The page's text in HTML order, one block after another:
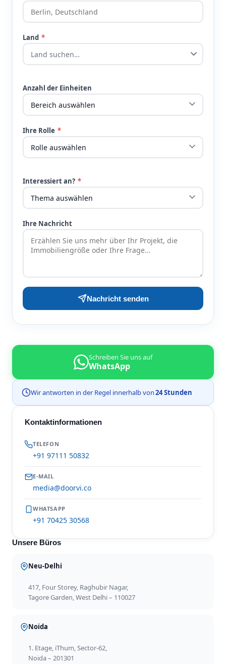
Land *
Anzahl der Einheiten
Ihre Rolle *
Interessiert an? *
Ihre Nachricht
Nachricht senden
Schreiben Sie uns auf
WhatsApp
Wir antworten in der Regel innerhalb von24 Stunden
Kontaktinformationen
TELEFON
+91 97111 50832
E-MAIL
media@doorvi.co
WHATSAPP
+91 70425 30568
Unsere Büros
Neu-Delhi
417, Four Storey, Raghubir Nagar,
Tagore Garden, West Delhi – 110027
Noida
1. Etage, iThum, Sector-62,
Noida – 201301